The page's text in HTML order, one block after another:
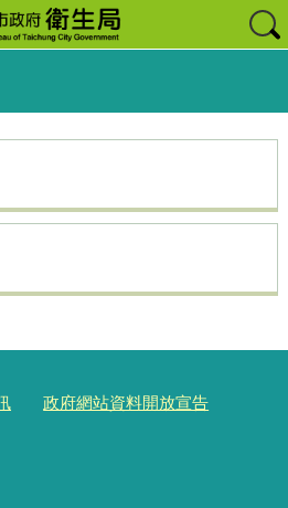
政府網站資料開放宣告